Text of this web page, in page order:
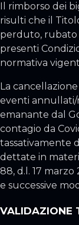
Il rimborso dei
risulti che il
perduto, rubato
presenti
normativa
La
eventi annullati/
emanante dal
contagio da
tassativamente
dettate in
88, d.l. 17 marzo
e successive
VALIDAZIONE